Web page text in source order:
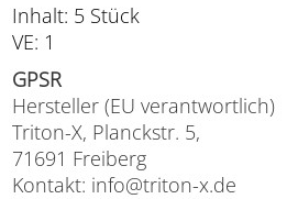
Inhalt: 5 Stück
VE: 1
GPSR
Hersteller (EU verantwortlich)
Triton-X, Planckstr. 5,
71691 Freiberg
Kontakt: info@triton-x.de